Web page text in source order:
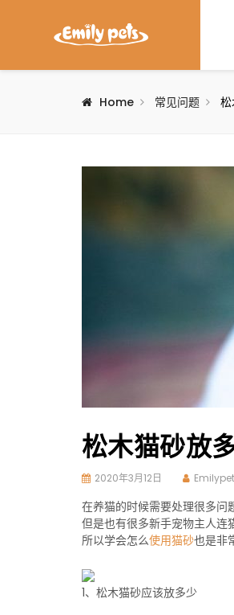
Home 常见问题
松木猫砂放
2020年3月12日
在养猫的时候需要处理很多问
但是也有很多新手宠物主人连
所以学会怎么使用猫砂也是非
1、松木猫砂应该放多少